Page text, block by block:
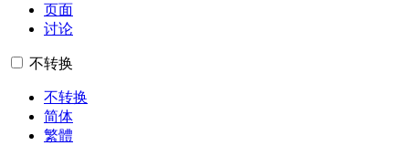
页面
讨论
不转换
不转换
简体
繁體